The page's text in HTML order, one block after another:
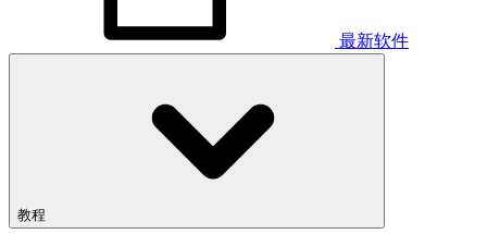
最新软件
教程